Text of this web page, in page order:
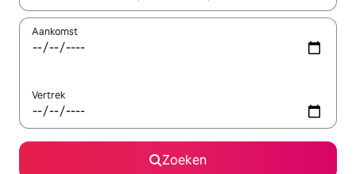
Aankomst
Vertrek
Zoeken